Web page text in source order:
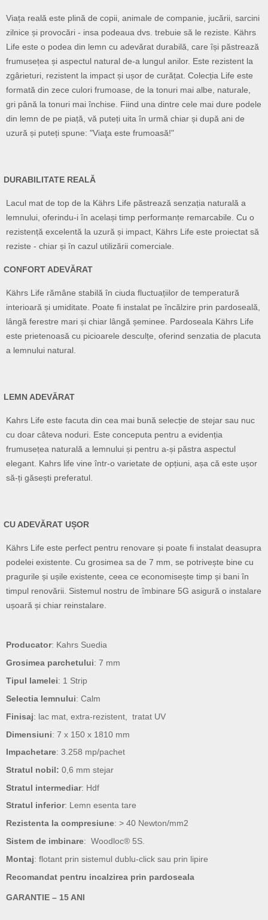
Viața reală este plină de copii, animale de companie, jucării, sarcini
zilnice și provocări - insa podeaua dvs. trebuie să le reziste. Kährs
Life este o podea din lemn cu adevărat durabilă, care își păstrează
frumusețea și aspectul natural de-a lungul anilor. Este rezistent la
zgârieturi, rezistent la impact și ușor de curățat. Colecția Life este
formată din zece culori frumoase, de la tonuri mai albe, naturale,
gri până la tonuri mai închise. Fiind una dintre cele mai dure podele
din lemn de pe piață, vă puteți uita în urmă chiar și după ani de
uzură și puteți spune: "Viaţa este frumoasă!"
DURABILITATE REALĂ
Lacul mat de top de la Kährs Life păstrează senzația naturală a
lemnului, oferindu-i în același timp performanțe remarcabile. Cu o
rezistență excelentă la uzură și impact, Kährs Life este proiectat să
reziste - chiar și în cazul utilizării comerciale.
CONFORT ADEVĂRAT
Kährs Life rămâne stabilă în ciuda fluctuațiilor de temperatură
interioară și umiditate. Poate fi instalat pe încălzire prin pardoseală,
lângă ferestre mari și chiar lângă șeminee. Pardoseala Kährs Life
este prietenoasă cu picioarele desculțe, oferind senzatia de placuta
a lemnului natural.
LEMN ADEVĂRAT
Kahrs Life este facuta din cea mai bună selecție de stejar sau nuc
cu doar câteva noduri. Este conceputa pentru a evidenția
frumusețea naturală a lemnului și pentru a-și păstra aspectul
elegant. Kahrs life vine într-o varietate de opțiuni, așa că este ușor
să-ți găsești preferatul.
CU ADEVĂRAT UȘOR
Kährs Life este perfect pentru renovare și poate fi instalat deasupra
podelei existente. Cu grosimea sa de 7 mm, se potrivește bine cu
pragurile și ușile existente, ceea ce economisește timp și bani în
timpul renovării. Sistemul nostru de îmbinare 5G asigură o instalare
ușoară și chiar reinstalare.
Producator: Kahrs Suedia
Grosimea parchetului: 7 mm
Tipul lamelei: 1 Strip
Selectia lemnului: Calm
Finisaj: lac mat, extra-rezistent, tratat UV
Dimensiuni: 7 x 150 x 1810 mm
Impachetare: 3.258 mp/pachet
Stratul nobil: 0,6 mm stejar
Stratul intermediar: Hdf
Stratul inferior: Lemn esenta tare
Rezistenta la compresiune: > 40 Newton/mm2
Sistem de imbinare: Woodloc® 5S.
Montaj: flotant prin sistemul dublu-click sau prin lipire
Recomandat pentru incalzirea prin pardoseala
GARANTIE – 15 ANI